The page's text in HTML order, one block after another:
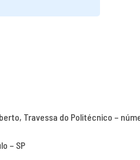
Travessa do Politécnico –
– SP